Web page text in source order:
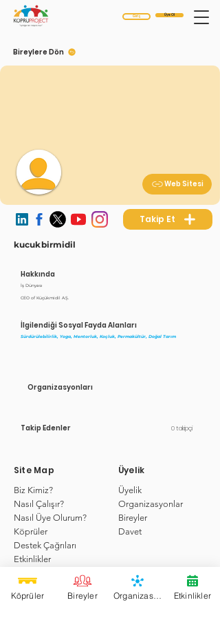
Üye Ol
Giriş
Bireylere Dön
Web Sitesi
Takip Et
kucukbirmidil
Hakkında
İş Dünyası
CEO of Küçükmidil A.Ş.
İlgilendiği Sosyal Fayda Alanları
Sürdürülebilirlik, Yoga, Mentorluk, Koçluk, Permakültür, Doğal Tarım
Organizasyonları
Takip Edenler 0 takipçi
Site Map
Biz Kimiz?
Nasıl Çalışır?
Nasıl Üye Olurum?
Köprüler
Destek Çağrıları
Etkinlikler
Köprü'de Ara
Üyelik
Üyelik
Organizasyonlar
Bireyler
Davet
Köprüler Bireyler Organizasyonlar Etkinlikler